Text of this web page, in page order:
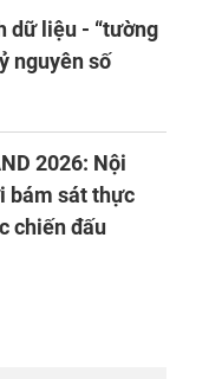
dữ liệu - “tường
nguyên số
2026: Nội
bám sát thực
chiến đấu